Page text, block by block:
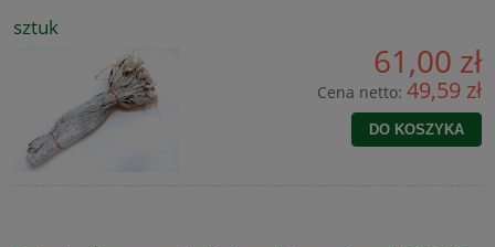
sztuk
61,00 zł
Cena netto: 49,59 zł
DO KOSZYKA